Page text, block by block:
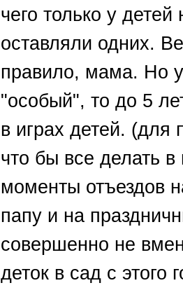
чего только у детей
оставляли одних.
правило, мама. Но
"особый", то до 5
в играх детей.
что бы все делать
моменты отъездов
папу и на
совершенно не
деток в сад с этого